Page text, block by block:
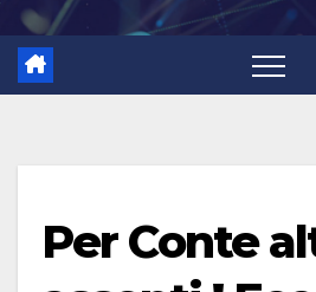
Per Conte